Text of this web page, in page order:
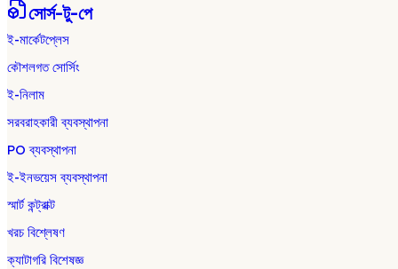
সোর্স-টু-পে
ই-মার্কেটপ্লেস
কৌশলগত সোর্সিং
ই-নিলাম
সরবরাহকারী ব্যবস্থাপনা
PO ব্যবস্থাপনা
ই-ইনভয়েস ব্যবস্থাপনা
স্মার্ট কন্ট্রাক্ট
খরচ বিশ্লেষণ
ক্যাটাগরি বিশেষজ্ঞ